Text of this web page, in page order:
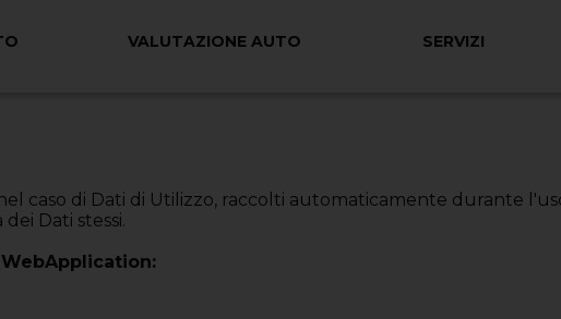
VALUTAZIONE AUTO SERVIZI
caso di Dati di Utilizzo, raccolti automaticamente durante
Dati stessi.